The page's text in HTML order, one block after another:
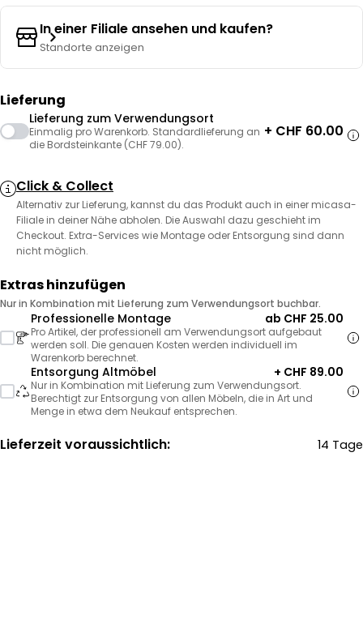
In einer Filiale ansehen und kaufen?
Standorte anzeigen
Lieferung
Lieferung zum Verwendungsort
Einmalig pro Warenkorb. Standardlieferung an
die Bordsteinkante (CHF 79.00).
+ CHF 60.00
Click & Collect
Alternativ zur Lieferung, kannst du das Produkt auch in einer micasa-
Filiale in deiner Nähe abholen. Die Auswahl dazu geschieht im
Checkout. Extra-Services wie Montage oder Entsorgung sind dann
nicht möglich.
Extras hinzufügen
Nur in Kombination mit Lieferung zum Verwendungsort buchbar.
Professionelle Montage ab CHF 25.00
Pro Artikel, der professionell am Verwendungsort aufgebaut
werden soll. Die genauen Kosten werden individuell im
Warenkorb berechnet.
Entsorgung Altmöbel + CHF 89.00
Nur in Kombination mit Lieferung zum Verwendungsort.
Berechtigt zur Entsorgung von allen Möbeln, die in Art und
Menge in etwa dem Neukauf entsprechen.
Lieferzeit voraussichtlich: 14 Tage